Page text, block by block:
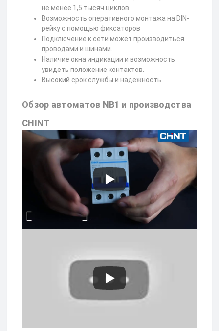
не менее 1,5 тысяч циклов.
Возможность оперативного монтажа на DIN-
рейку с помощью фиксаторов
Подключение к сети может производиться
проводами и шинами.
Наличие окна индикации и возможность
увидеть положение контактов.
Высокий срок службы и надежность.
Обзор автоматов NB1 и производства
CHINT